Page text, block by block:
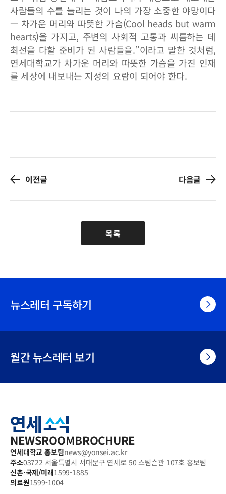
사람들의 수를 늘리는 것이 나의 가장 소중한 야망이다
— 차가운 머리와 따뜻한 가슴(Cool heads but warm
hearts)을 가지고, 주변의 사회적 고통과 씨름하는 데
최선을 다할 준비가 된 사람들을.”이라고 말한 것처럼,
연세대학교가 차가운 머리와 따뜻한 가슴을 가진 인재
를 세상에 내보내는 지성의 요람이 되어야 한다.
이전글 다음글
목록
뉴스레터 구독하기
월간 뉴스레터 보기
연
세
소
식
NEWSROOMBROCHURE
연세대학교 홍보팀news@yonsei.ac.kr
주소03722 서울특별시 서대문구 연세로 50 스팀슨관 107호 홍보팀
신촌·국제/미래1599-1885
의료원1599-1004